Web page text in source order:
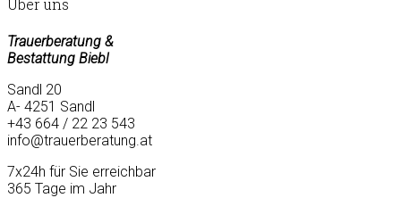
Über uns
Trauerberatung &
Bestattung Biebl
Sandl 20
A- 4251 Sandl
+43 664 / 22 23 543
info@trauerberatung.at
7x24h für Sie erreichbar
365 Tage im Jahr